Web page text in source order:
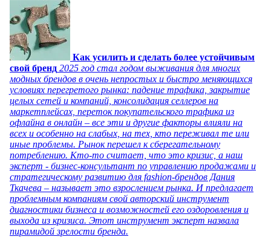
Как усилить и сделать более устойчивым
свой бренд 2025 год стал годом выживания для многих
модных брендов в очень непростых и быстро меняющихся
условиях перегретого рынка: падение трафика, закрытие
целых сетей и компаний, консолидация селлеров на
маркетплейсах, переток покупательского трафика из
офлайна в онлайн – все эти и другие факторы влияли на
всех и особенно на слабых, на тех, кто переживал те или
иные проблемы. Рынок перешел к сберегательному
потреблению. Кто-то считает, что это кризис, а наш
эксперт - бизнес-консультант по управлению продажами и
стратегическому развитию для fashion-брендов Дания
Ткачева – называет это взрослением рынка. И предлагает
проблемным компаниям свой авторский инструмент
диагностики бизнеса и возможностей его оздоровления и
выхода из кризиса. Этот инструмент эксперт назвала
пирамидой зрелости бренда.